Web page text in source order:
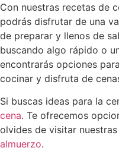
Con nuestras recetas de
podrás disfrutar de una
de preparar y llenos de
buscando algo rápido o
encontrarás opciones
cocinar y disfruta de
Si buscas ideas para la
cena. Te ofrecemos
olvides de visitar
almuerzo.